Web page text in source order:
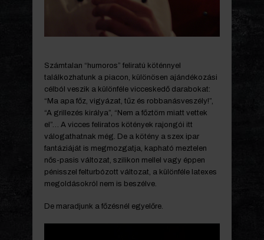
Számtalan “humoros” feliratú köténnyel
találkozhatunk a piacon, különösen ajándékozási
célból veszik a különféle vicceskedő darabokat:
“Ma apa főz, vigyázat, tűz és robbanásveszély!”,
“A grillezés királya”, “Nem a főztöm miatt vettek
el”… A vicces feliratos kötények rajongói itt
válogathatnak még. De a kötény a szex ipar
fantáziáját is megmozgatja, kapható meztelen
nős-pasis változat, szilikon mellel vagy éppen
pénisszel felturbózott változat, a különféle latexes
megoldásokról nem is beszélve.
De maradjunk a főzésnél egyelőre.